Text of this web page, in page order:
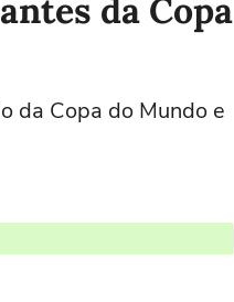
da Copa
da Copa do Mundo e